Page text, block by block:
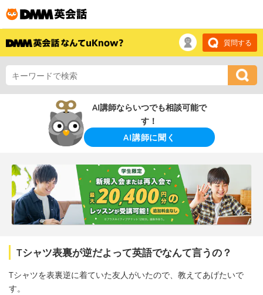
質問する
AI講師ならいつでも相談可能で
す！
AI講師に聞く
Tシャツ表裏が逆だよって英語でなんて言うの？
Tシャツを表裏逆に着ていた友人がいたので、教えてあげたいで
す。